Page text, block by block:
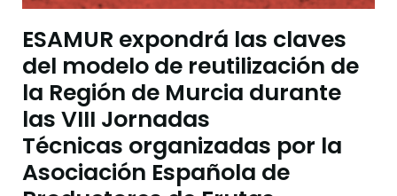
ESAMUR expondrá las claves
del modelo de reutilización de
la Región de Murcia durante
las VIII Jornadas
Técnicas organizadas por la
Asociación Española de